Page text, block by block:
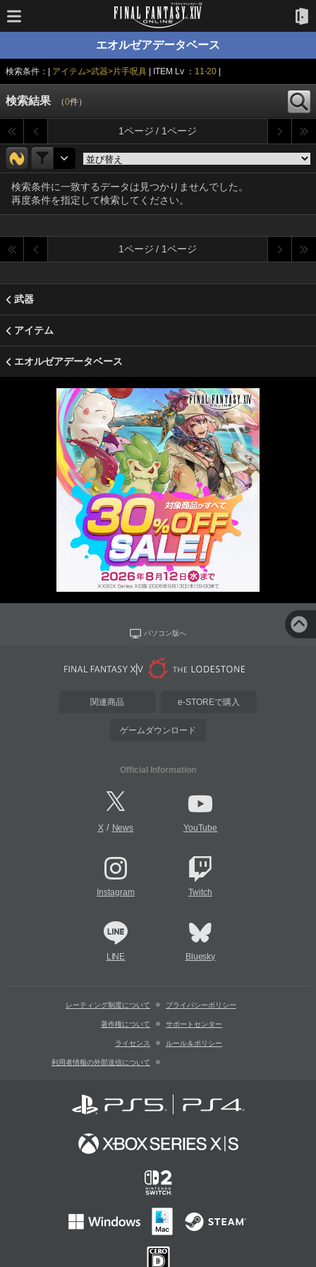
エオルゼアデータベース
検索条件：| アイテム>武器>片手呪具 | ITEM Lv ： 11-20
検索結果 （0件）
1ページ / 1ページ
検索条件に一致するデータは見つかりませんでした。
再度条件を指定して検索してください。
1ページ / 1ページ
武器
アイテム
エオルゼアデータベース
パソコン版へ
関連商品 e-STOREで購入
ゲームダウンロード
Official Information
X/ News YouTube
Instagram Twitch
LINE Bluesky
レーティング制度について プライバシーポリシー
著作権について サポートセンター
ライセンス ルール＆ポリシー
利用者情報の外部送信について